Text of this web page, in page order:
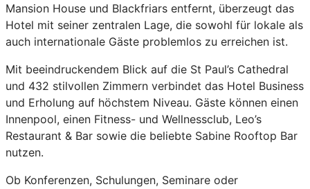
Mansion House und Blackfriars entfernt, überzeugt das
Hotel mit seiner zentralen Lage, die sowohl für lokale als
auch internationale Gäste problemlos zu erreichen ist.
Mit beeindruckendem Blick auf die St Paul’s Cathedral
und 432 stilvollen Zimmern verbindet das Hotel Business
und Erholung auf höchstem Niveau. Gäste können einen
Innenpool, einen Fitness- und Wellnessclub, Leo’s
Restaurant & Bar sowie die beliebte Sabine Rooftop Bar
nutzen.
Ob Konferenzen, Schulungen, Seminare oder